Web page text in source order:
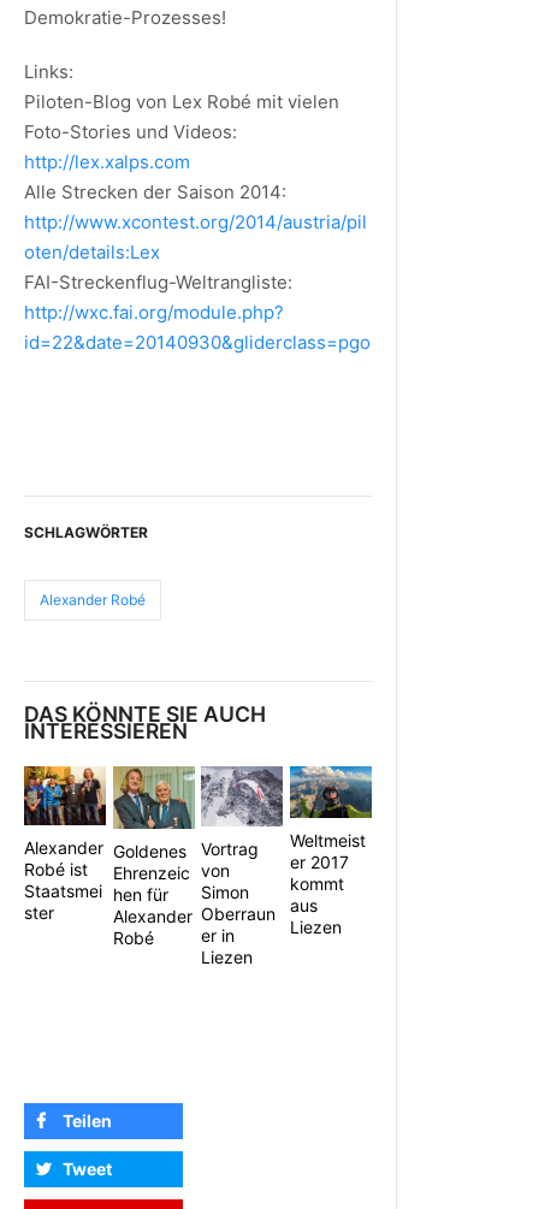
Demokratie-Prozesses!
Links:
Piloten-Blog von Lex Robé mit vielen
Foto-Stories und Videos:
http://lex.xalps.com
Alle Strecken der Saison 2014:
http://www.xcontest.org/2014/austria/pil
oten/details:Lex
FAI-Streckenflug-Weltrangliste:
http://wxc.fai.org/module.php?
id=22&date=20140930&gliderclass=pgo
SCHLAGWÖRTER
Alexander Robé
DAS KÖNNTE SIE AUCH
INTERESSIEREN
Alexander
Robé ist
Staatsmei
ster
Goldenes
Ehrenzeic
hen für
Alexander
Robé
Vortrag
von
Simon
Oberraun
er in
Liezen
Weltmeist
er 2017
kommt
aus
Liezen
Teilen
Tweet